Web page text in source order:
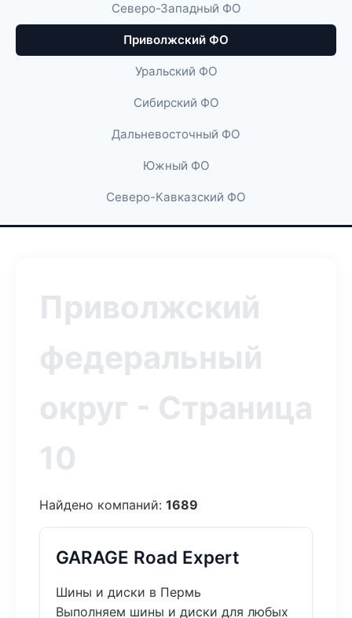
Северо-Западный ФО
Приволжский ФО
Уральский ФО
Сибирский ФО
Дальневосточный ФО
Южный ФО
Северо-Кавказский ФО
Приволжский
федеральный
округ - Страница
10
Найдено компаний: 1689
GARAGE Road Expert
Шины и диски в Пермь
Выполняем шины и диски для любых